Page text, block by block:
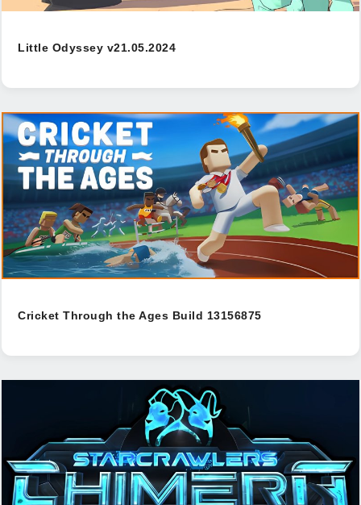
Little Odyssey v21.05.2024
Cricket Through the Ages Build 13156875